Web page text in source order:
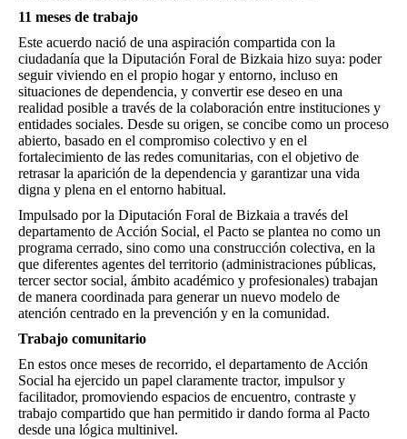
11 meses de trabajo
Este acuerdo nació de una aspiración compartida con la
ciudadanía que la Diputación Foral de Bizkaia hizo suya: poder
seguir viviendo en el propio hogar y entorno, incluso en
situaciones de dependencia, y convertir ese deseo en una
realidad posible a través de la colaboración entre instituciones y
entidades sociales. Desde su origen, se concibe como un proceso
abierto, basado en el compromiso colectivo y en el
fortalecimiento de las redes comunitarias, con el objetivo de
retrasar la aparición de la dependencia y garantizar una vida
digna y plena en el entorno habitual.
Impulsado por la Diputación Foral de Bizkaia a través del
departamento de Acción Social, el Pacto se plantea no como un
programa cerrado, sino como una construcción colectiva, en la
que diferentes agentes del territorio (administraciones públicas,
tercer sector social, ámbito académico y profesionales) trabajan
de manera coordinada para generar un nuevo modelo de
atención centrado en la prevención y en la comunidad.
Trabajo comunitario
En estos once meses de recorrido, el departamento de Acción
Social ha ejercido un papel claramente tractor, impulsor y
facilitador, promoviendo espacios de encuentro, contraste y
trabajo compartido que han permitido ir dando forma al Pacto
desde una lógica multinivel.